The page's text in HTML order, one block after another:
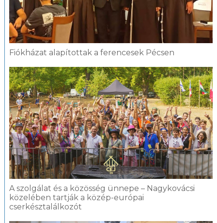
Fiókházat alapítottak a ferencesek Pécsen
A szolgálat és a közösség ünnepe – Nagykovácsi
közelében tartják a közép-európai
cserkésztalálkozót